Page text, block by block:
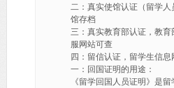
二：真实使馆认证（留学人
馆存档
三：真实教育部认证，教育
服网站可查
四：留信认证，留学生信息
一：回国证明的用途：
《留学回国人员证明》是